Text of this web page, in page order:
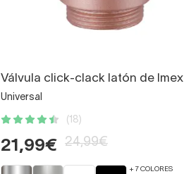
Válvula click-clack latón de Imex
Universal
(18)
21,99€ 24,99€
+ 7 COLORES